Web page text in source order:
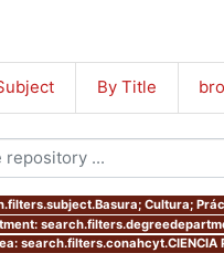
By Title
Cultura;
search.filters.conahcyt.CIENCIA